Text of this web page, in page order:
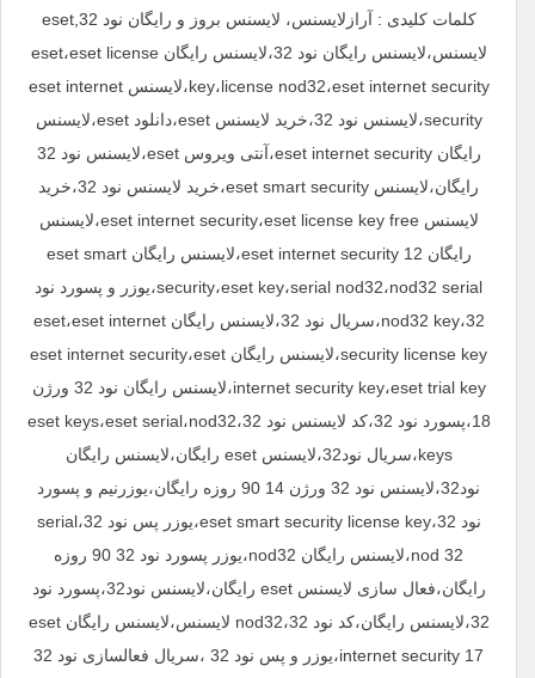
کلمات کلیدی : آرازلایسنس، لایسنس بروز و رایگان نود 32,eset
لایسنس،لایسنس رایگان نود 32،لایسنس رایگان eset،eset license
key،license nod32،eset internet security،لایسنس eset internet
security،لایسنس نود 32،خرید لایسنس eset،دانلود eset،لایسنس
رایگان eset internet security،آنتی ویروس eset،لایسنس نود 32
رایگان،لایسنس eset smart security،خرید لایسنس نود 32،خرید
لایسنس eset internet security،eset license key free،لایسنس
رایگان eset internet security 12،لایسنس رایگان eset smart
security،eset key،serial nod32،nod32 serial،یوزر و پسورد نود
32،nod32 key،سریال نود 32،لایسنس رایگان eset،eset internet
security license key،لایسنس رایگان eset internet security،eset
internet security key،eset trial key،لایسنس رایگان نود 32 ورژن
18،پسورد نود 32،کد لایسنس نود 32،eset keys،eset serial،nod32
keys،سریال نود32،لایسنس eset رایگان،لایسنس رایگان
نود32،لایسنس نود 32 ورژن 14 90 روزه رایگان،یوزرنیم و پسورد
نود 32،eset smart security license key،یوزر پس نود 32،serial
nod 32،لایسنس رایگان nod32،یوزر پسورد نود 32 90 روزه
رایگان،فعال سازی لایسنس eset رایگان،لایسنس نود32،پسورد نود
32،لایسنس رایگان،کد نود 32،nod32 لایسنس،لایسنس رایگان eset
internet security 17،یوزر و پس نود 32 ،سریال فعالسازی نود 32